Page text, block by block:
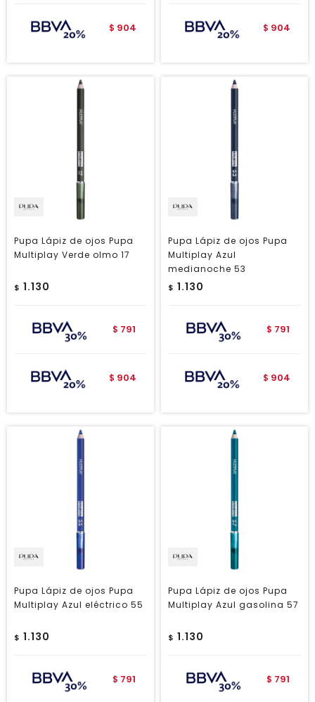
$ 904 $ 904
Pupa Lápiz de ojos Pupa
Multiplay Verde olmo 17
$ 1.130
$ 791
$ 904
Pupa Lápiz de ojos Pupa
Multiplay Azul
medianoche 53
$ 1.130
$ 791
$ 904
Pupa Lápiz de ojos Pupa
Multiplay Azul eléctrico 55
$ 1.130
$ 791
Pupa Lápiz de ojos Pupa
Multiplay Azul gasolina 57
$ 1.130
$ 791